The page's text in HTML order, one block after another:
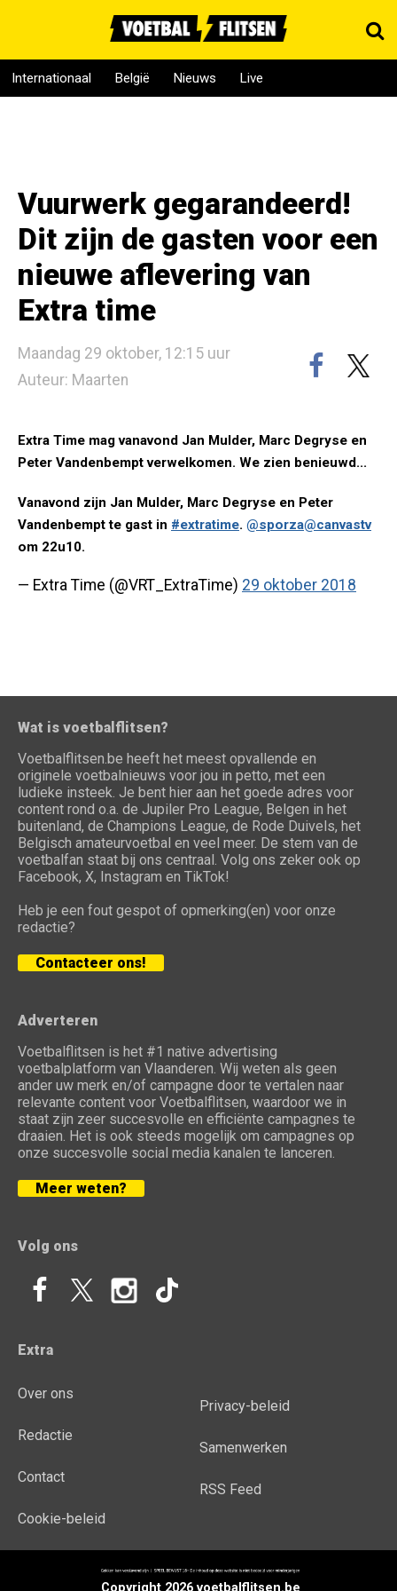
Internationaal België Nieuws Live
Vuurwerk gegarandeerd!
Dit zijn de gasten voor een
nieuwe aflevering van
Extra time
Maandag 29 oktober, 12:15 uur
Auteur: Maarten
Extra Time mag vanavond Jan Mulder, Marc Degryse en
Peter Vandenbempt verwelkomen. We zien benieuwd...
Vanavond zijn Jan Mulder, Marc Degryse en Peter
Vandenbempt te gast in #extratime. @sporza@canvastv
om 22u10.
— Extra Time (@VRT_ExtraTime) 29 oktober 2018
Wat is voetbalflitsen?
Voetbalflitsen.be heeft het meest opvallende en
originele voetbalnieuws voor jou in petto, met een
ludieke insteek. Je bent hier aan het goede adres voor
content rond o.a. de Jupiler Pro League, Belgen in het
buitenland, de Champions League, de Rode Duivels, het
Belgisch amateurvoetbal en veel meer. De stem van de
voetbalfan staat bij ons centraal. Volg ons zeker ook op
Facebook, X, Instagram en TikTok!
Heb je een fout gespot of opmerking(en) voor onze
redactie?
Contacteer ons!
Adverteren
Voetbalflitsen is het #1 native advertising
voetbalplatform van Vlaanderen. Wij weten als geen
ander uw merk en/of campagne door te vertalen naar
relevante content voor Voetbalflitsen, waardoor we in
staat zijn zeer succesvolle en efficiënte campagnes te
draaien. Het is ook steeds mogelijk om campagnes op
onze succesvolle social media kanalen te lanceren.
Meer weten?
Volg ons
Extra
Over ons
Redactie
Contact
Cookie-beleid
Privacy-beleid
Samenwerken
RSS Feed
Copyright 2026 voetbalflitsen.be